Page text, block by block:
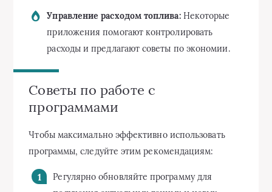
Управление расходом топлива:Некоторые
приложения помогают контролировать
расходы и предлагают советы по экономии.
Советы по работе с
программами
Чтобы максимально эффективно использовать
программы, следуйте этим рекомендациям:
Регулярно обновляйте программу для